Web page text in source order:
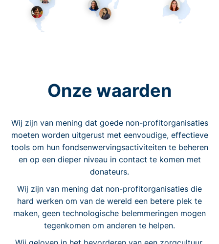
Onze waarden
Wij zijn van mening dat goede non-profitorganisaties
moeten worden uitgerust met eenvoudige, effectieve
tools om hun fondsenwervingsactiviteiten te beheren
en op een dieper niveau in contact te komen met
donateurs.
Wij zijn van mening dat non-profitorganisaties die
hard werken om van de wereld een betere plek te
maken, geen technologische belemmeringen mogen
tegenkomen om anderen te helpen.